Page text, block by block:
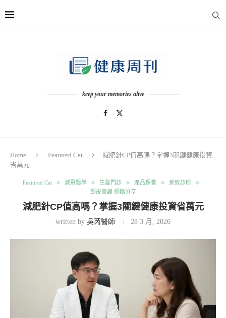
keep your memories alive
Home Featured Cat
減肥針CP值高嗎？掌握3關鍵健康投資
省萬元
Featured Cat 減重醫學 生髮門診 產品保養
萊攸診所
頭皮養護 網路分享
減肥針CP值高嗎？掌握3關鍵健康投資省萬元
written by 吳芮醫師 28 3 月, 2026